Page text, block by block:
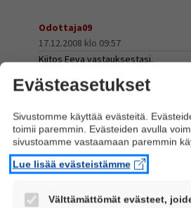
Odottaja09
17.12.2008 klo 09:57
Kiitos Eeva vastauksestasi.
hieman hiipunut tuo tarve selvittää
selviävät ja järjestyvät sitten kun on
keskityn vain onnelliseen
hahtuvahousujen neulomiseen ;)
3.1.2009 klo 16:10
Evästeasetukset
Sivustomme käyttää evästeitä.
toimii paremmin. Evästeiden avulla
sivustoamme vastaamaan paremmin
Lue lisää evästeistämme
Välttämättömät evästeet,